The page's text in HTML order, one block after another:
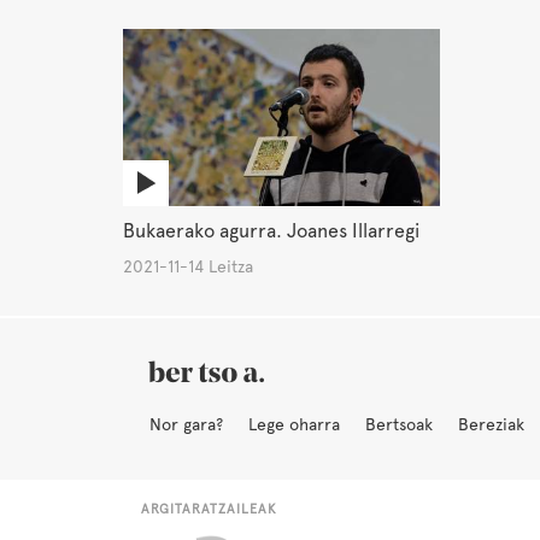
Bukaerako agurra. Joanes Illarregi
2021-11-14 Leitza
Nor gara? Lege oharra Bertsoak Bereziak
ARGITARATZAILEAK